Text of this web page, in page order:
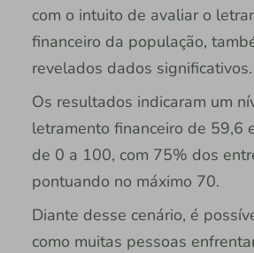
com o intuito de avaliar o
financeiro da população,
revelados dados significativos.
Os resultados indicaram um
letramento financeiro de 59,6
de 0 a 100, com 75% dos
pontuando no máximo 70.
Diante desse cenário, é
como muitas pessoas